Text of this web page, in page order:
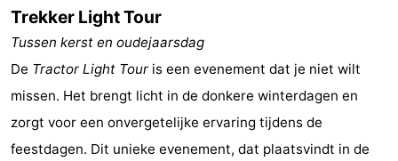
Trekker Light Tour
Tussen kerst en oudejaarsdag
De Tractor Light Tour is een evenement dat je niet wilt
missen. Het brengt licht in de donkere winterdagen en
zorgt voor een onvergetelijke ervaring tijdens de
feestdagen. Dit unieke evenement, dat plaatsvindt in de